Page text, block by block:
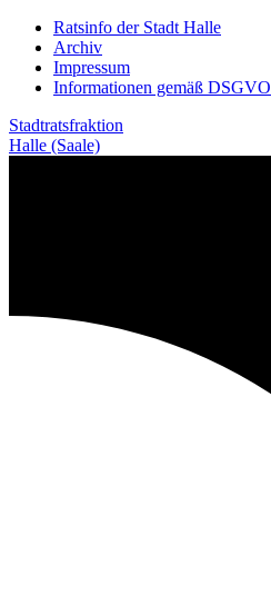
Weiter
zum
Inhalt
Ratsinfo der Stadt Halle
Archiv
Impressum
Informationen gemäß DSGVO
Stadtratsfraktion
Halle (Saale)